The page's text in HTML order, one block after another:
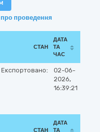
проведення
СТАН
ДАТА
ТА
ЧАС
Експортовано:
02-06-
2026,
16:39:21
СТАН
ДАТА
ТА